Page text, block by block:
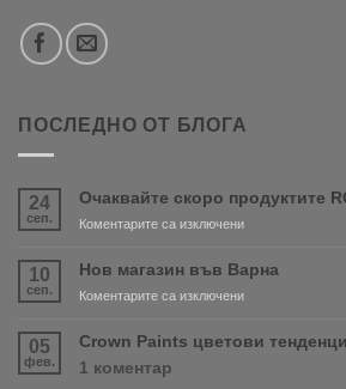
ПОСЛЕДНО ОТ БЛОГА
24
сеп.
Очаквайте скоро продуктите
Коментарите са изключениза
продуктите
RONSEAL
PURDY!
10
сеп.
Нов магазин във Варна
Коментарите са изключениза
05
фев.
Crown Paints цветови
1 коментар